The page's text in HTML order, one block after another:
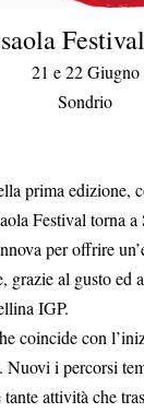
Festival
21 e 22 Giugno
Sondrio
prima edizione,
Festival torna
per offrire
grazie al gusto ed
IGP.
coincide con
Nuovi i percorsi
attività che